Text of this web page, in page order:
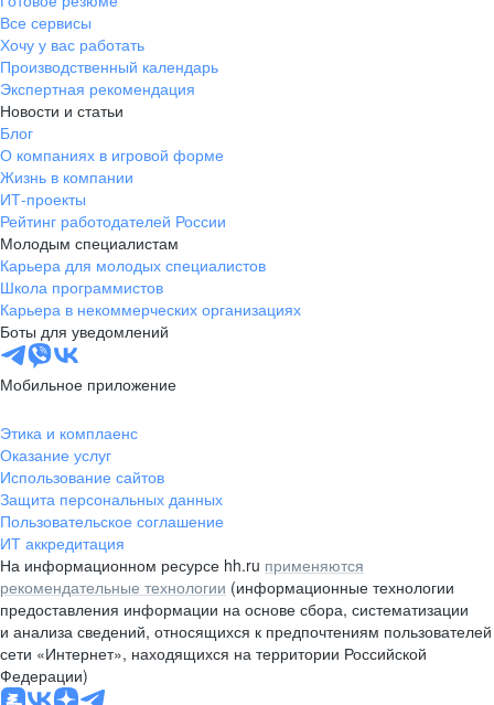
Все сервисы
Хочу у вас работать
Производственный календарь
Экспертная рекомендация
Новости и статьи
Блог
О компаниях в игровой форме
Жизнь в компании
ИТ-проекты
Рейтинг работодателей России
Молодым специалистам
Карьера для молодых специалистов
Школа программистов
Карьера в некоммерческих организациях
Боты для уведомлений
Мобильное приложение
Этика и комплаенс
Оказание услуг
Использование сайтов
Защита персональных данных
Пользовательское соглашение
ИТ аккредитация
На информационном ресурсе hh.ru применяются
рекомендательные технологии (информационные технологии
предоставления информации на основе сбора, систематизации
и анализа сведений, относящихся к предпочтениям пользователей
сети «Интернет», находящихся на территории Российской
Федерации)